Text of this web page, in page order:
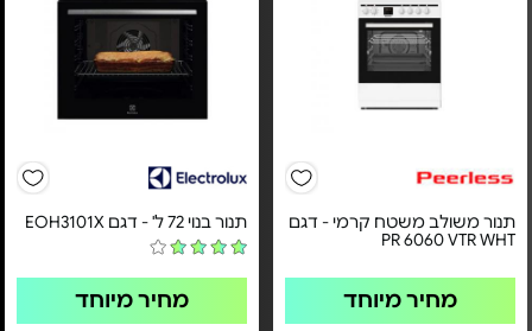
תנור משולב משטח קרמי - דגם
PR 6060 VTR WHT
מחיר מיוחד
תנור בנוי 72 ל' - דגם EOH3101X
מחיר מיוחד